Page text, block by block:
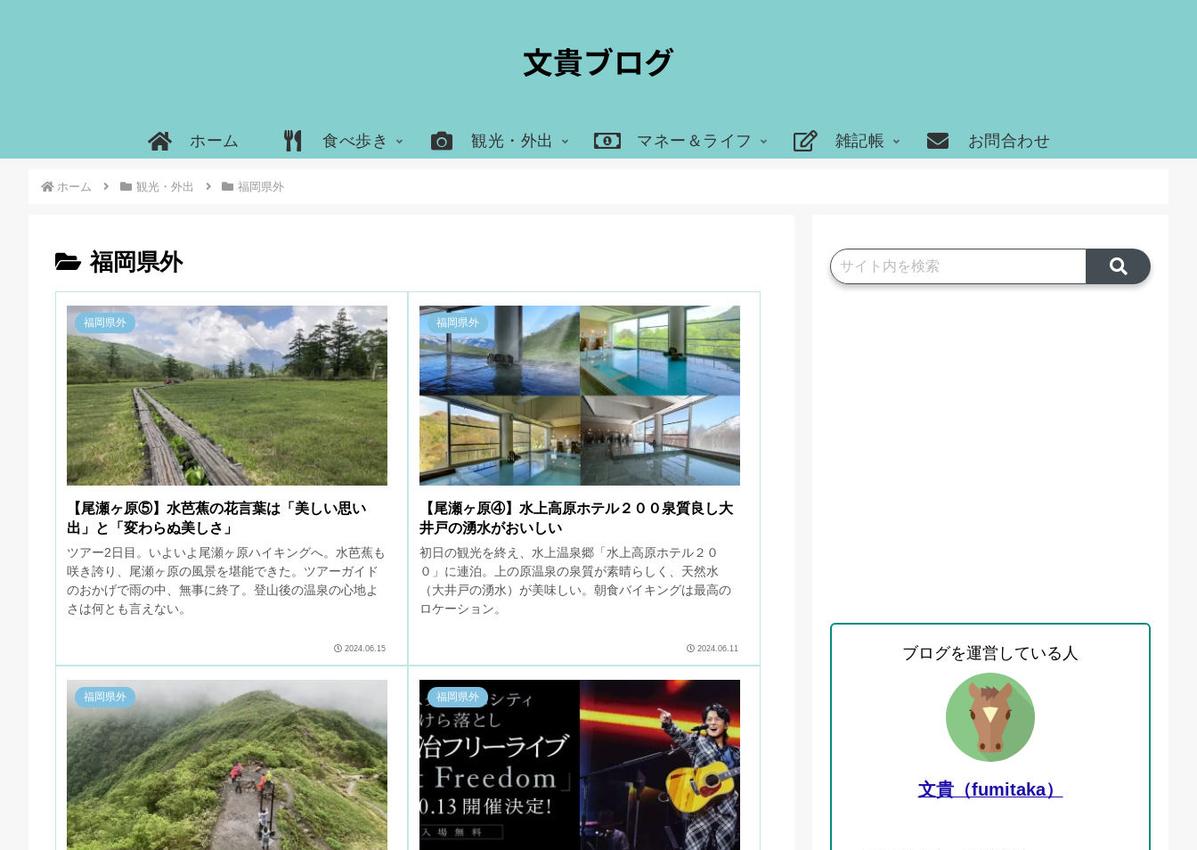
ホーム 食べ歩き 観光・外出 マネー＆ライフ 雑記帳 お問合わせ
ホーム 観光・外出 福岡県外
福岡県外
福岡県外
【尾瀬ヶ原⑤】水芭蕉の花言葉は「美しい思い
出」と「変わらぬ美しさ」
ツアー2日目。いよいよ尾瀬ヶ原ハイキングへ。水芭蕉も
咲き誇り、尾瀬ヶ原の風景を堪能できた。ツアーガイド
のおかげで雨の中、無事に終了。登山後の温泉の心地よ
さは何とも言えない。
2024.06.15
福岡県外
【尾瀬ヶ原④】水上高原ホテル２００泉質良し大
井戸の湧水がおいしい
初日の観光を終え、水上温泉郷「水上高原ホテル２０
０」に連泊。上の原温泉の泉質が素晴らしく、天然水
（大井戸の湧水）が美味しい。朝食バイキングは最高の
ロケーション。
2024.06.11
福岡県外 福岡県外
ブログを運営している人
文貴（fumitaka）